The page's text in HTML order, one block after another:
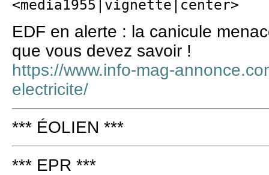
<media1955|vignette|center>
EDF en alerte : la canicule
que vous devez savoir !
https://www.info-mag-
electricite/
*** ÉOLIEN ***
*** EPR ***